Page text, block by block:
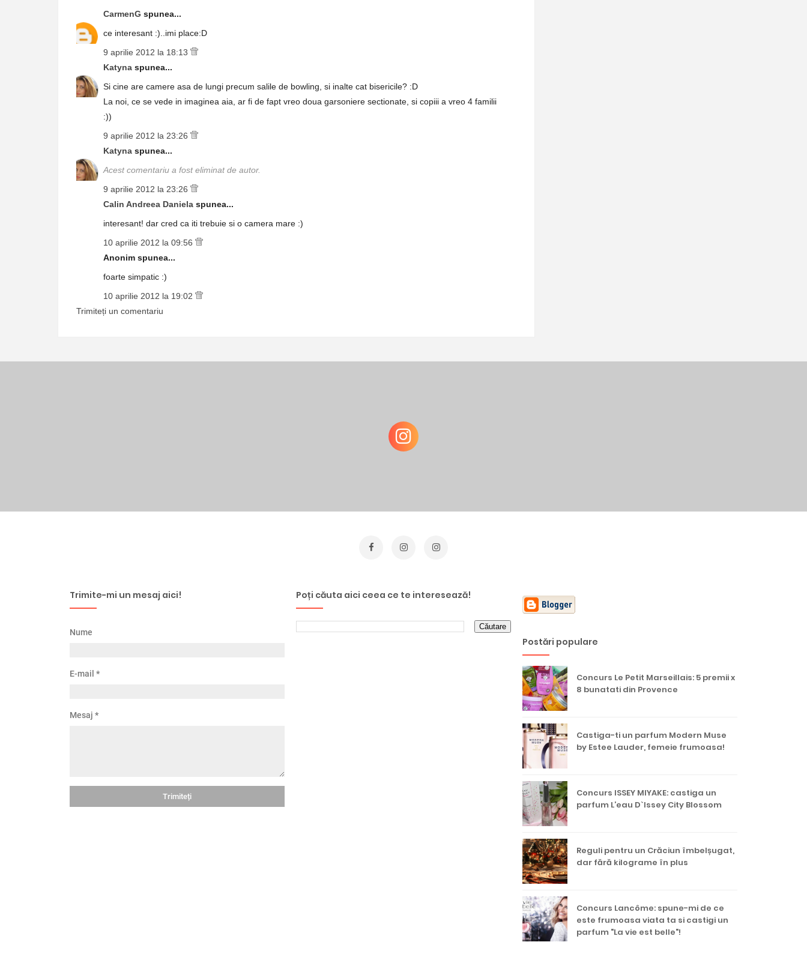
CarmenG spunea...
ce interesant :)..imi place:D
9 aprilie 2012 la 18:13
Katyna spunea...
Si cine are camere asa de lungi precum salile de bowling, si inalte cat bisericile? :D
La noi, ce se vede in imaginea aia, ar fi de fapt vreo doua garsoniere sectionate, si copiii a vreo 4 familii
:))
9 aprilie 2012 la 23:26
Katyna spunea...
Acest comentariu a fost eliminat de autor.
9 aprilie 2012 la 23:26
Calin Andreea Daniela spunea...
interesant! dar cred ca iti trebuie si o camera mare :)
10 aprilie 2012 la 09:56
Anonim spunea...
foarte simpatic :)
10 aprilie 2012 la 19:02
Trimiteți un comentariu
Trimite-mi un mesaj aici!
Nume
E-mail *
Mesaj *
Poți căuta aici ceea ce te interesează!
Postări populare
Concurs Le Petit Marseillais: 5 premii x
8 bunatati din Provence
Castiga-ti un parfum Modern Muse
by Estee Lauder, femeie frumoasa!
Concurs ISSEY MIYAKE: castiga un
parfum L’eau D`Issey City Blossom
Reguli pentru un Crăciun îmbelșugat,
dar fără kilograme în plus
Concurs Lancôme: spune-mi de ce
este frumoasa viata ta si castigi un
parfum "La vie est belle"!